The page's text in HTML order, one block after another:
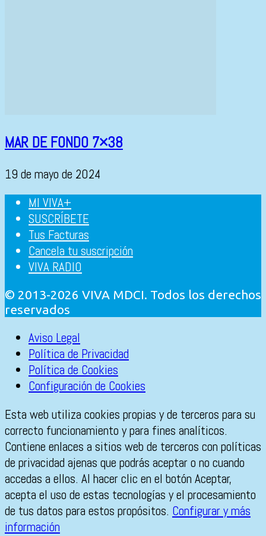
MAR DE FONDO 7×38
19 de mayo de 2024
MI VIVA+
SUSCRÍBETE
Tus Facturas
Cancela tu suscripción
VIVA RADIO
© 2013-2026 VIVA MDCI. Todos los derechos
reservados
Aviso Legal
Política de Privacidad
Política de Cookies
Configuración de Cookies
Esta web utiliza cookies propias y de terceros para su
correcto funcionamiento y para fines analíticos.
Contiene enlaces a sitios web de terceros con políticas
de privacidad ajenas que podrás aceptar o no cuando
accedas a ellos. Al hacer clic en el botón Aceptar,
acepta el uso de estas tecnologías y el procesamiento
de tus datos para estos propósitos. Configurar y más
información